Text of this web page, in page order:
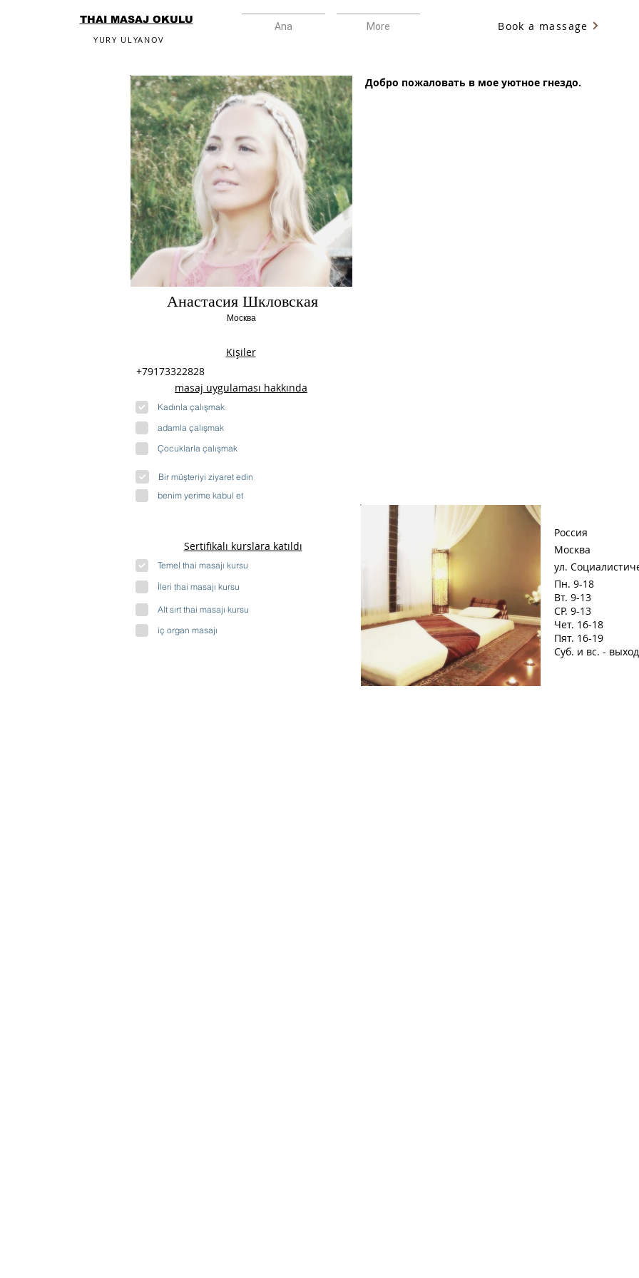
THAI MASAJ OKULU
Ana More
YURY ULYANOV
Book a massage
Анастасия Шкловская
Москва
Kişiler
+79173322828
masaj uygulaması hakkında
Kadınla çalışmak
adamla çalışmak
Çocuklarla çalışmak
Bir müşteriyi ziyaret edin
benim yerime kabul et
Sertifikalı kurslara katıldı
Temel thai masajı kursu
İleri thai masajı kursu
Alt sırt thai masajı kursu
iç organ masajı
Добро пожаловать в мое уютное гнездо.
Россия
Москва
ул.
Пн. 9-18
Вт. 9-13
СР. 9-13
Чет. 16-18
Пят. 16-19
Суб. и вс. -